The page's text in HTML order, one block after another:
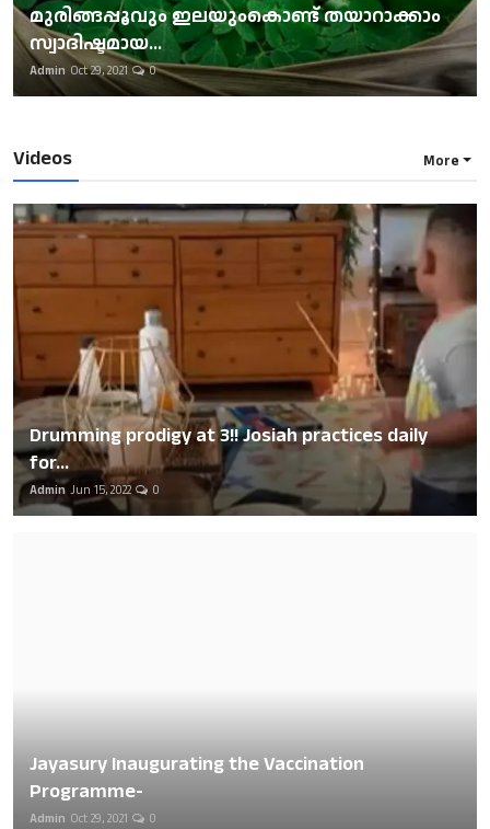
മുരിങ്ങപ്പൂവും ഇലയുംകൊണ്ട് തയാറാക്കാം
സ്വാദിഷ്ടമായ...
Admin Oct 29, 2021 0
Videos More
Drumming prodigy at 3!! Josiah practices daily
for...
Admin Jun 15, 2022 0
Jayasury Inaugurating the Vaccination
Programme-
Admin Oct 29, 2021 0